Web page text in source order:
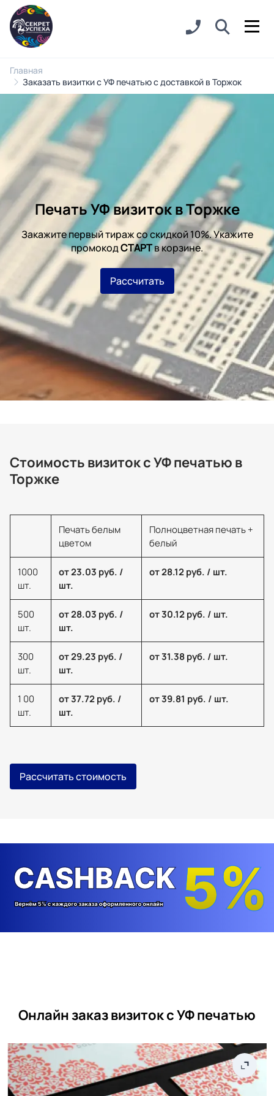
Главная
Заказать визитки с УФ печатью с доставкой в Торжок
Печать УФ визиток в Торжке
Закажите первый тираж со скидкой 10%. Укажите
промокодСТАРТв корзине.
Рассчитать
Стоимость визиток с УФ печатью в
Торжке
Печать белым
цветом
Полноцветная печать +
белый
1000
шт.
от 23.03 руб. /
шт.
от 28.12 руб. / шт.
500
шт.
от 28.03 руб. /
шт.
от 30.12 руб. / шт.
300
шт.
от 29.23 руб. /
шт.
от 31.38 руб. / шт.
1 00
шт.
от 37.72 руб. /
шт.
от 39.81 руб. / шт.
Рассчитать стоимость
Онлайн заказ визиток с УФ печатью